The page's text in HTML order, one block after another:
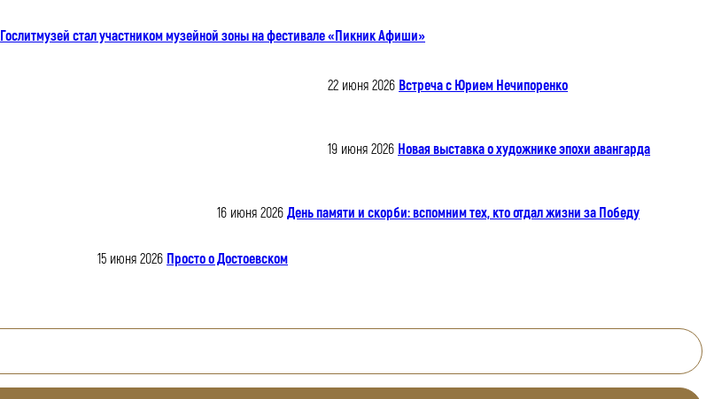
Гослитмузей стал участником музейной зоны на фестивале «Пикник Афиши»
22 июня 2026 Встреча с Юрием Нечипоренко
19 июня 2026 Новая выставка о художнике эпохи авангарда
16 июня 2026 День памяти и скорби: вспомним тех, кто отдал жизни за Победу
15 июня 2026 Просто о Достоевском